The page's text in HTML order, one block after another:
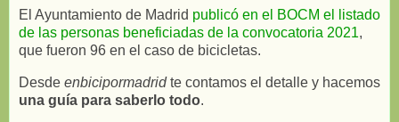
El Ayuntamiento de Madrid publicó en el BOCM el listado
de las personas beneficiadas de la convocatoria 2021,
que fueron 96 en el caso de bicicletas.
Desde enbicipormadridte contamos el detalle y hacemos
una guía para saberlo todo.